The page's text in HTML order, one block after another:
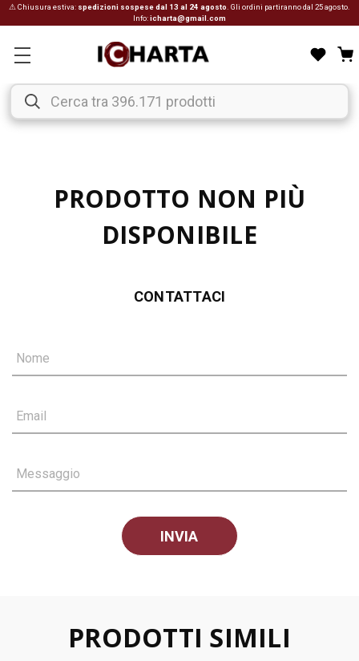
⚠ Chiusura estiva: spedizioni sospese dal 13 al 24 agosto . Gli ordini partiranno dal 25 agosto.
Info:icharta@gmail.com
PRODOTTO NON PIÙ
DISPONIBILE
CONTATTACI
Nome
Email
Messaggio
PRODOTTI SIMILI